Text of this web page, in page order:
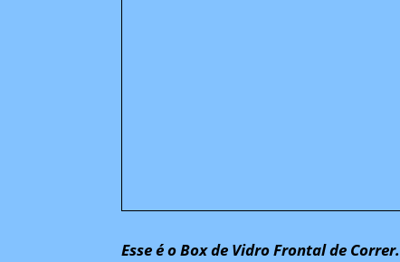
Esse é o Box de Vidro Frontal de Correr.